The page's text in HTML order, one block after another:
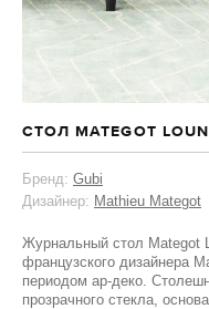
СТОЛ MATEGOT
Бренд: Gubi
Дизайнер: Mathieu Mategot
Журнальный стол Mategot
французского дизайнера
периодом ар-деко.
прозрачного стекла,